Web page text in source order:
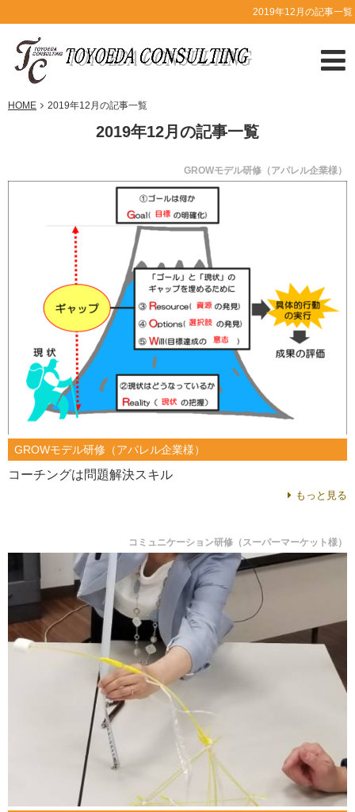
2019年12月の記事一覧
HOME 2019年12月の記事一覧
2019年12月の記事一覧
GROWモデル研修（アパレル企業様）
GROWモデル研修（アパレル企業様）
コーチングは問題解決スキル
もっと見る
コミュニケーション研修（スーパーマーケット様）